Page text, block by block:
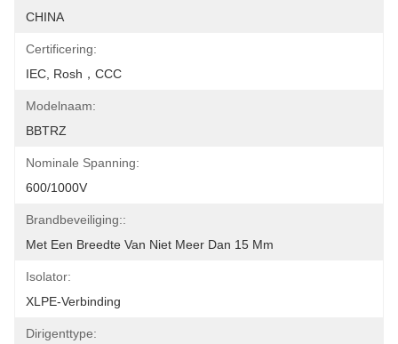
CHINA
Certificering:
IEC, Rosh，CCC
Modelnaam:
BBTRZ
Nominale Spanning:
600/1000V
Brandbeveiliging::
Met Een Breedte Van Niet Meer Dan 15 Mm
Isolator:
XLPE-Verbinding
Dirigenttype: